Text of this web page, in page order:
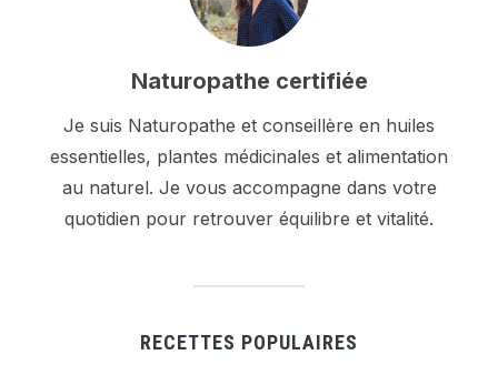
Naturopathe certifiée
Je suis Naturopathe et conseillère en huiles
essentielles, plantes médicinales et alimentation
au naturel. Je vous accompagne dans votre
quotidien pour retrouver équilibre et vitalité.
RECETTES POPULAIRES